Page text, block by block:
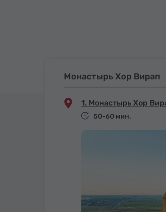
Монастырь Хор Вирап
1. Монастырь Хор
50-60 мин.